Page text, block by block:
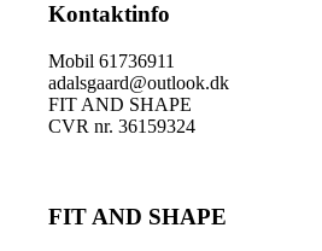
Kontaktinfo
Mobil 61736911
adalsgaard@outlook.dk
FIT AND SHAPE
CVR nr. 36159324
FIT AND SHAPE